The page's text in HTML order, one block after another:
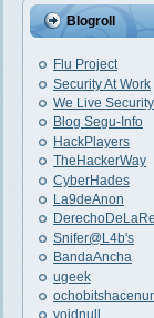
Blogroll
Flu Project
Security At Work
We Live Security
Blog Segu-Info
HackPlayers
TheHackerWay
CyberHades
La9deAnon
Snifer@L4b's
BandaAncha
ugeek